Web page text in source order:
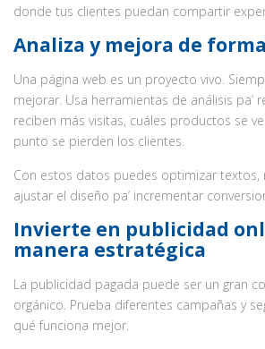
donde tus clientes puedan compartir
Analiza y mejora de
Una página web es un proyecto vivo.
mejorar. Usa herramientas de análisis pa’
reciben más visitas, cuáles productos se
punto se pierden los clientes.
Con estos datos puedes optimizar textos,
ajustar el diseño pa’ incrementar
Invierte en publicidad
manera estratégica
La publicidad pagada puede ser un gran
orgánico. Prueba diferentes campañas y
qué funciona mejor.